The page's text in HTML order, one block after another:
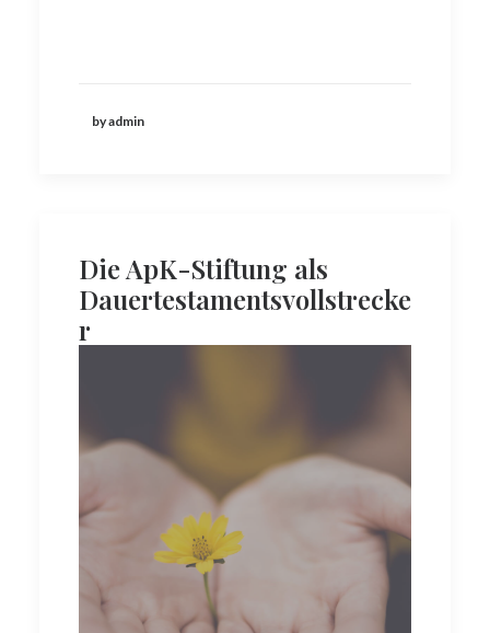
by admin
Die ApK-Stiftung als
Dauertestamentsvollstrecke
r